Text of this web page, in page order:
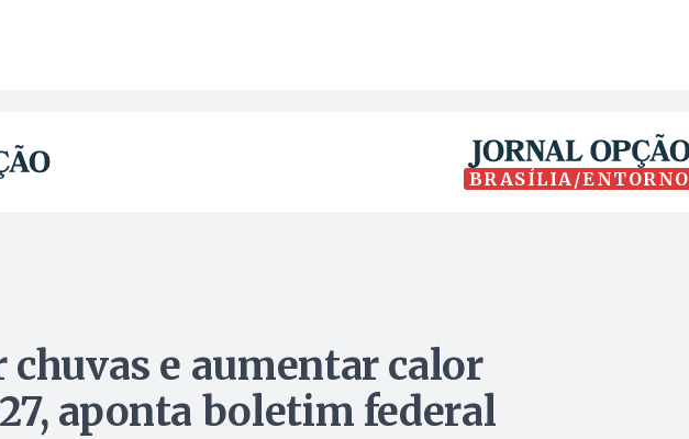
BRASÍLIA/ENTORNO
e aumentar calor
aponta boletim federal